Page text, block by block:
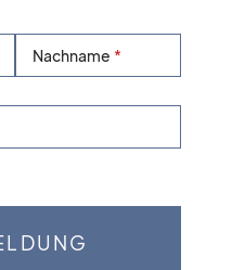
Nachname